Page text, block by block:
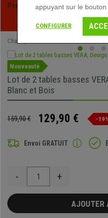
Profitez des soldes d'été
exclusives pour une
Chaisepro
Nouveauté
Lot de 2 tables basses
Blanc et Bois
159,90 € 129,90 € -
Envoi GRATUIT
- +
AJOUTER
appuyant sur le
CONFIGURER